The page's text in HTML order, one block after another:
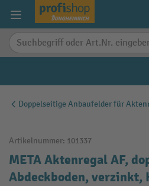
springen
Doppelseitige Anbaufelder für
Artikelnummer: 101337
META Aktenregal AF,
Abdeckboden, verzinkt,